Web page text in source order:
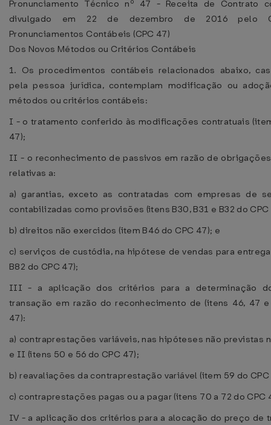
Pronunciamento Técnico nº 47 - Receita de Contrato
divulgado em 22 de dezembro de 2016 pelo
Pronunciamentos Contábeis (CPC 47)
Dos Novos Métodos ou Critérios Contábeis
1. Os procedimentos contábeis relacionados abaixo,
pela pessoa jurídica, contemplam modificação ou
métodos ou critérios contábeis:
I - o tratamento conferido às modificações contratuais
47);
II - o reconhecimento de passivos em razão de
relativas a:
a) garantias, exceto as contratadas com empresas de
contabilizadas como provisões (itens B30, B31 e B32 do CPC
b) direitos não exercidos (item B46 do CPC 47); e
c) serviços de custódia, na hipótese de vendas para
B82 do CPC 47);
III - a aplicação dos critérios para a determinação
transação em razão do reconhecimento de (itens 46, 47
47):
a) contraprestações variáveis, nas hipóteses não previstas
e II (itens 50 e 56 do CPC 47);
b) reavaliações da contraprestação variável (item 59 do CPC
c) contraprestações pagas ou a pagar (itens 70 a 72 do CPC
IV - a aplicação dos critérios para a alocação do preço de